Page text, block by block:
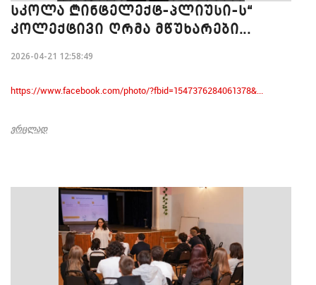
ᲡᲙᲝᲚᲐ „ᲘᲜᲢᲔᲚᲔᲥᲢ-ᲞᲚᲘᲣᲡᲘ-Ს“
ᲙᲝᲚᲔᲥᲢᲘᲕᲘ ᲦᲠᲛᲐ ᲛᲬᲣᲮᲐᲠᲔᲑᲘ...
2026-04-21 12:58:49
https://www.facebook.com/photo/?fbid=1547376284061378&...
ᲕᲠᲪᲚᲐᲓ